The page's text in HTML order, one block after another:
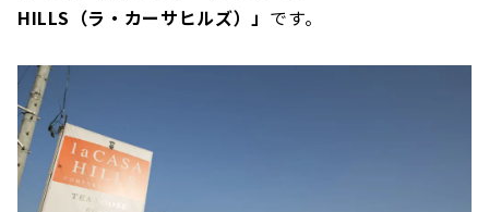
HILLS（ラ・カーサヒルズ）」 です。